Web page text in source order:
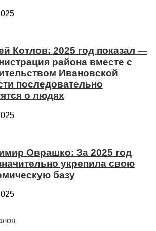
Котлов: 2025 год показал —
района вместе с
Ивановской
последовательно
о людях
Оврашко: За 2025 год
укрепила свою
базу